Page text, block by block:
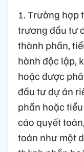
1. Trường hợp
trương đầu tư
thành phần,
hành độc lập,
hoặc được
đầu tư dự án
phần hoặc
cáo quyết
toán như một